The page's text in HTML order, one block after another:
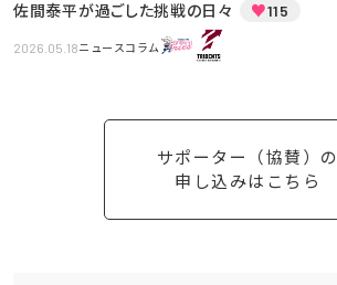
佐間泰平が過ごした挑戦の日々
♥115
2026.05.18ニュースコラム
サポーター（協賛）の
申し込みはこちら